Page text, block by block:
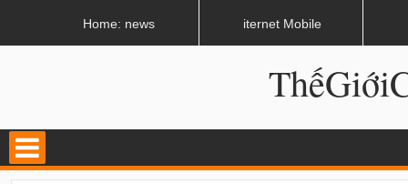
Home: news iternet Mobile